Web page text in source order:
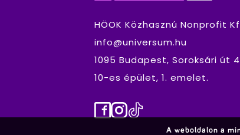
HÖOK Közhasznú Nonprofit
info@universum.hu
1095 Budapest, Soroksári út
10-es épület, 1. emelet.
Facebook
Instagram
TikTok
A weboldalon a